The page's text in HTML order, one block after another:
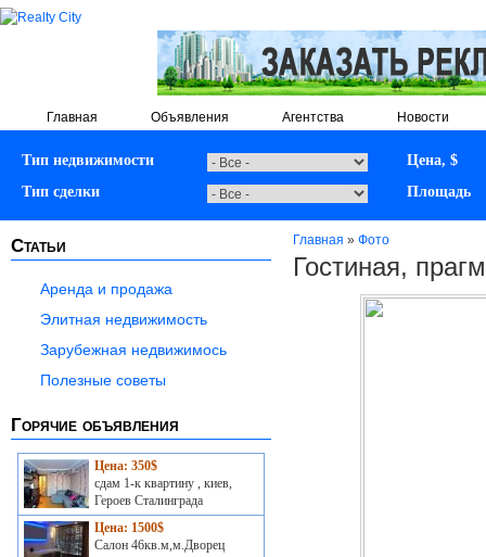
Главная Объявления Агентства Новости
Тип недвижимости
Цена, $
Тип сделки
Площадь
Статьи
Аренда и продажа
Элитная недвижимость
Зарубежная недвижимось
Полезные советы
Горячие объявления
Цена: 350$
сдам 1-к квартину , киев,
Героев Сталинграда
Цена: 1500$
Салон 46кв.м,м.Дворец
Главная » Фото
Гостиная,